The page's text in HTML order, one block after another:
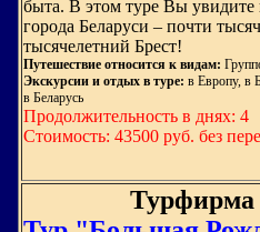
быта. В этом туре Вы увидите
города Беларуси – почти
тысячелетний Брест!
Путешествие относится к видам:
Экскурсии и отдых в туре: в Европу, в
в Беларусь
Продолжительность в днях: 4
Стоимость: 43500 руб. без